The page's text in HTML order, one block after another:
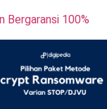
Bergaransi 100%